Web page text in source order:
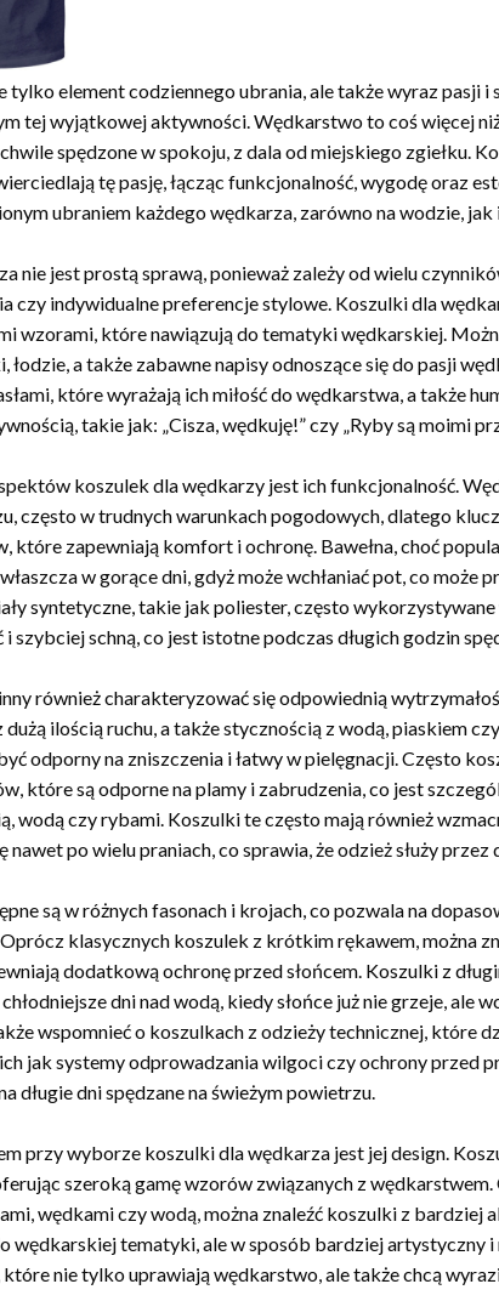
tylko element codziennego ubrania, ale także wyraz pasji i
tej wyjątkowej aktywności. Wędkarstwo to coś więcej
spędzone w spokoju, z dala od miejskiego zgiełku.
tę pasję, łącząc funkcjonalność, wygodę oraz
ubraniem każdego wędkarza, zarówno na wodzie, jak
nie jest prostą sprawą, ponieważ zależy od wielu
czy indywidualne preferencje stylowe. Koszulki dla
wzorami, które nawiązują do tematyki wędkarskiej.
a także zabawne napisy odnoszące się do pasji
które wyrażają ich miłość do wędkarstwa, a także
takie jak: „Cisza, wędkuję!” czy „Ryby są moimi
koszulek dla wędkarzy jest ich funkcjonalność.
często w trudnych warunkach pogodowych, dlatego
które zapewniają komfort i ochronę. Bawełna, choć
w gorące dni, gdyż może wchłaniać pot, co może
syntetyczne, takie jak poliester, często
szybciej schną, co jest istotne podczas długich godzin
również charakteryzować się odpowiednią
ilością ruchu, a także stycznością z wodą, piaskiem
odporny na zniszczenia i łatwy w pielęgnacji. Często
które są odporne na plamy i zabrudzenia, co jest
wodą czy rybami. Koszulki te często mają również
po wielu praniach, co sprawia, że odzież służy przez
są w różnych fasonach i krojach, co pozwala na
klasycznych koszulek z krótkim rękawem, można
dodatkową ochronę przed słońcem. Koszulki z
dni nad wodą, kiedy słońce już nie grzeje, ale
wspomnieć o koszulkach z odzieży technicznej, które
jak systemy odprowadzania wilgoci czy ochrony przed
długie dni spędzane na świeżym powietrzu.
przy wyborze koszulki dla wędkarza jest jej design.
szeroką gamę wzorów związanych z
wędkami czy wodą, można znaleźć koszulki z bardziej
wędkarskiej tematyki, ale w sposób bardziej artystyczny
nie tylko uprawiają wędkarstwo, ale także chcą